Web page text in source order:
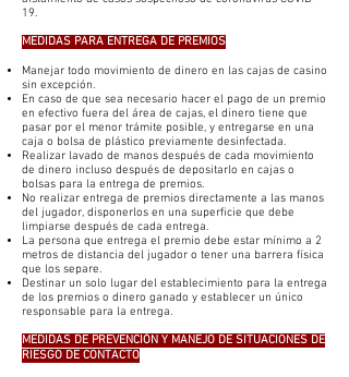
19.
MEDIDAS PARA ENTREGA DE PREMIOS
Manejar todo movimiento de dinero en las cajas de casino
sin excepción.
En caso de que sea necesario hacer el pago de un premio
en efectivo fuera del área de cajas, el dinero tiene que
pasar por el menor trámite posible, y entregarse en una
caja o bolsa de plástico previamente desinfectada.
Realizar lavado de manos después de cada movimiento
de dinero incluso después de depositarlo en cajas o
bolsas para la entrega de premios.
No realizar entrega de premios directamente a las manos
del jugador, disponerlos en una superficie que debe
limpiarse después de cada entrega.
La persona que entrega el premio debe estar mínimo a 2
metros de distancia del jugador o tener una barrera física
que los separe.
Destinar un solo lugar del establecimiento para la entrega
de los premios o dinero ganado y establecer un único
responsable para la entrega.
MEDIDAS DE PREVENCIÓN Y MANEJO DE SITUACIONES DE
RIESGO DE CONTACTO